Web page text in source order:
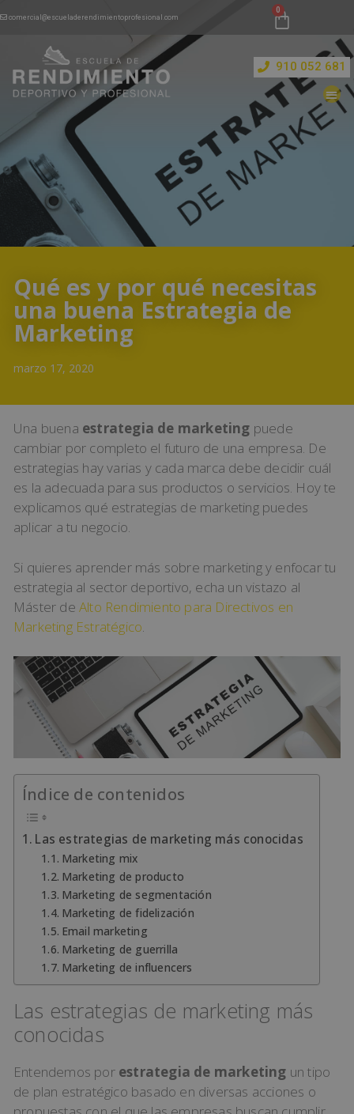
comercial@escueladerendimientoprofesional.com
910 052 681
Qué es y por qué necesitas
una buena Estrategia de
Marketing
marzo 17, 2020
Una buena estrategia de marketing puede
cambiar por completo el futuro de una empresa. De
estrategias hay varias y cada marca debe decidir cuál
es la adecuada para sus productos o servicios. Hoy te
explicamos qué estrategias de marketing puedes
aplicar a tu negocio.
Si quieres aprender más sobre marketing y enfocar tu
estrategia al sector deportivo, echa un vistazo al
Máster de Alto Rendimiento para Directivos en
Marketing Estratégico
Índice de contenidos
Las estrategias de marketing más conocidas
Marketing mix
Marketing de producto
Marketing de segmentación
Marketing de fidelización
Email marketing
Marketing de guerrilla
Marketing de influencers
Las estrategias de marketing más
conocidas
Entendemos por estrategia de marketing un tipo
de plan estratégico basado en diversas acciones o